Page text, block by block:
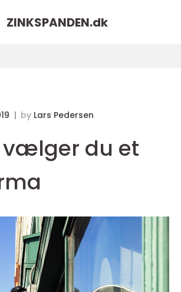
ZINKSPANDEN.dk
by Lars Pedersen
vælger du et